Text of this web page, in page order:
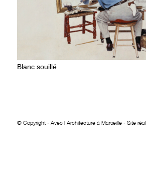
Blanc souillé
© Copyright - Avec l'Architecture à Marseille - Site